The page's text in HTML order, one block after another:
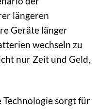
längeren
Geräte länger
wechseln zu
nur Zeit und Geld,
sorgt für